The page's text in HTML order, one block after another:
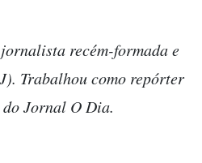
recém-formada e
Trabalhou como repórter
Jornal O Dia.